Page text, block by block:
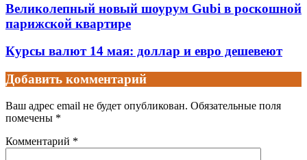
Великолепный новый шоурум Gubi в роскошной
парижской квартире
Курсы валют 14 мая: доллар и евро дешевеют
Добавить комментарий
Ваш адрес email не будет опубликован. Обязательные поля
помечены *
Комментарий *